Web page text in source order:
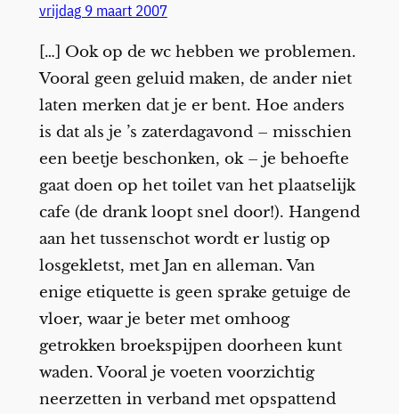
vrijdag 9 maart 2007
[…] Ook op de wc hebben we problemen.
Vooral geen geluid maken, de ander niet
laten merken dat je er bent. Hoe anders
is dat als je ’s zaterdagavond – misschien
een beetje beschonken, ok – je behoefte
gaat doen op het toilet van het plaatselijk
cafe (de drank loopt snel door!). Hangend
aan het tussenschot wordt er lustig op
losgekletst, met Jan en alleman. Van
enige etiquette is geen sprake getuige de
vloer, waar je beter met omhoog
getrokken broekspijpen doorheen kunt
waden. Vooral je voeten voorzichtig
neerzetten in verband met opspattend